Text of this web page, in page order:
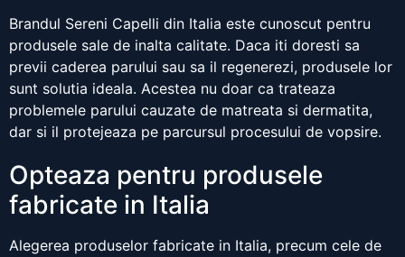
Brandul Sereni Capelli din Italia este cunoscut pentru
produsele sale de inalta calitate. Daca iti doresti sa
previi caderea parului sau sa il regenerezi, produsele lor
sunt solutia ideala. Acestea nu doar ca trateaza
problemele parului cauzate de matreata si dermatita,
dar si il protejeaza pe parcursul procesului de vopsire.
Opteaza pentru produsele
fabricate in Italia
Alegerea produselor fabricate in Italia, precum cele de